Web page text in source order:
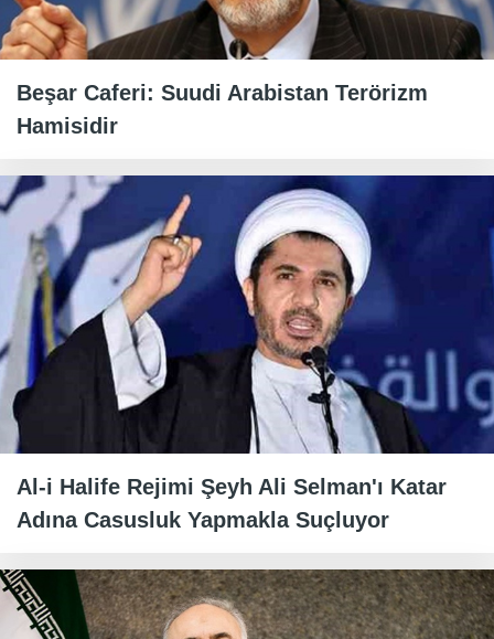
Beşar Caferi: Suudi Arabistan Terörizm
Hamisidir
Al-i Halife Rejimi Şeyh Ali Selman'ı Katar
Adına Casusluk Yapmakla Suçluyor